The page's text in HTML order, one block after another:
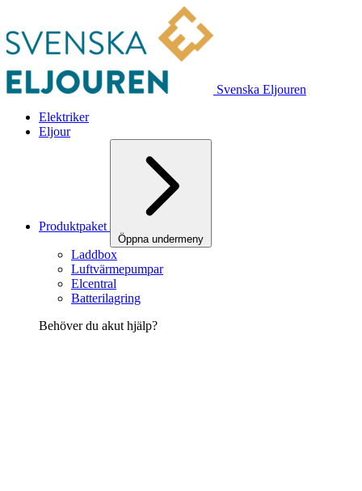
Svenska Eljouren
Elektriker
Eljour
Produktpaket
Öppna undermeny
Laddbox
Luftvärmepumpar
Elcentral
Batterilagring
Behöver du akut hjälp?